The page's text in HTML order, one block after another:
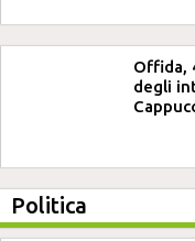
Offida,
degli
Politica